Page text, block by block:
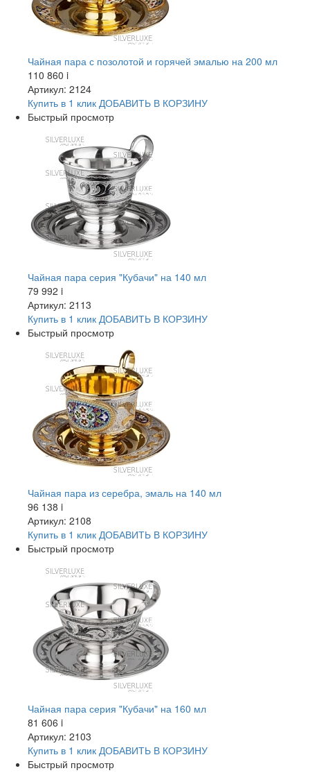
Чайная пара с позолотой и горячей эмалью на 200 мл
110 860 i
Артикул: 2124
Купить в 1 клик ДОБАВИТЬ В КОРЗИНУ
Быстрый просмотр
Чайная пара серия "Кубачи" на 140 мл
79 992 i
Артикул: 2113
Купить в 1 клик ДОБАВИТЬ В КОРЗИНУ
Быстрый просмотр
Чайная пара из серебра, эмаль на 140 мл
96 138 i
Артикул: 2108
Купить в 1 клик ДОБАВИТЬ В КОРЗИНУ
Быстрый просмотр
Чайная пара серия "Кубачи" на 160 мл
81 606 i
Артикул: 2103
Купить в 1 клик ДОБАВИТЬ В КОРЗИНУ
Быстрый просмотр